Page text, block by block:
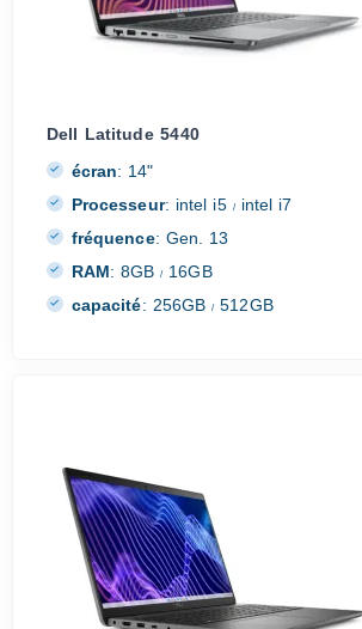
Dell Latitude 5440
écran: 14"
Processeur: intel i5 /intel i7
fréquence: Gen. 13
RAM: 8GB/ 16GB
capacité: 256GB/ 512GB